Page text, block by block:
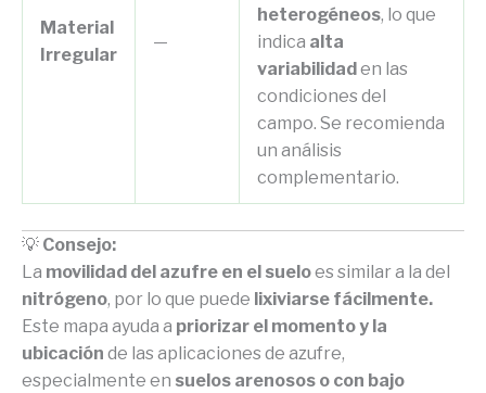
Material
Irregular
—
heterogéneos, lo que
indica alta
variabilidaden las
condiciones del
campo. Se recomienda
un análisis
complementario.
💡 Consejo:
La movilidad del azufre en el sueloes similar a la del
nitrógeno, por lo que puede lixiviarse fácilmente.
Este mapa ayuda a priorizar el momento y la
ubicación de las aplicaciones de azufre,
especialmente en suelos arenosos o con bajo